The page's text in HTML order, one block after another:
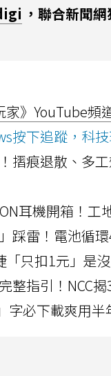
，聯合新聞
》YouTube頻
按下追蹤，科
摺痕退散、多
耳機開箱！
踩雷！電池循
「只扣1元」是
整指引！NCC
字必下載爽用